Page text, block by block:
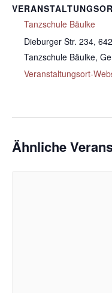
Tanzschule Bäulke
Dieburger Str. 234,
Tanzschule Bäulke,
Veranstaltungsort-
Ähnliche